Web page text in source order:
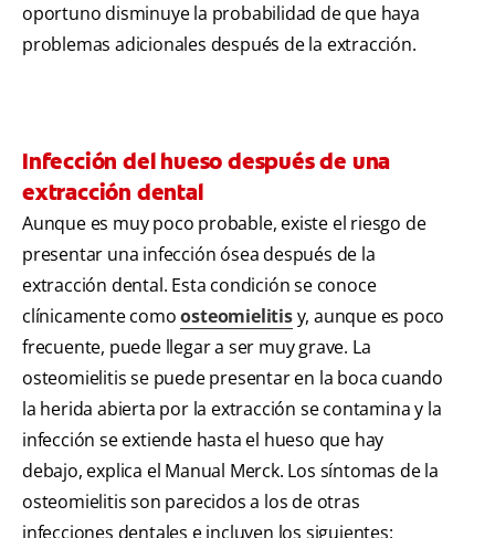
oportuno disminuye la probabilidad de que haya
problemas adicionales después de la extracción.
Infección del hueso después de una
extracción dental
Aunque es muy poco probable, existe el riesgo de
presentar una infección ósea después de la
extracción dental. Esta condición se conoce
clínicamente comoosteomielitisy, aunque es poco
frecuente, puede llegar a ser muy grave. La
osteomielitis se puede presentar en la boca cuando
la herida abierta por la extracción se contamina y la
infección se extiende hasta el hueso que hay
debajo, explica el Manual Merck. Los síntomas de la
osteomielitis son parecidos a los de otras
infecciones dentales e incluyen los siguientes: